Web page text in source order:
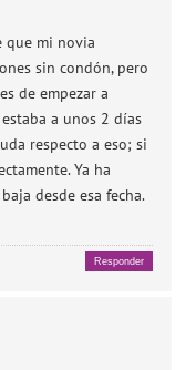
que mi novia
sin condón, pero
de empezar a
a unos 2 días
respecto a eso; si
Ya ha
desde esa fecha.
Responder